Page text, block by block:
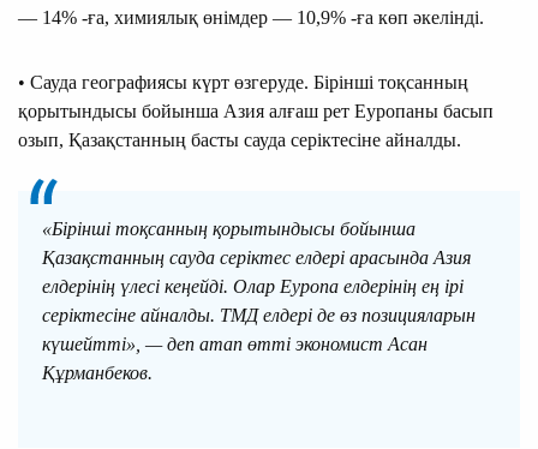
— 14% -ға, химиялық өнімдер — 10,9% -ға көп әкелінді.
• Сауда географиясы күрт өзгеруде. Бірінші тоқсанның
қорытындысы бойынша Азия алғаш рет Еуропаны басып
озып, Қазақстанның басты сауда серіктесіне айналды.
«Бірінші тоқсанның қорытындысы бойынша
Қазақстанның сауда серіктес елдері арасында Азия
елдерінің үлесі кеңейді. Олар Еуропа елдерінің ең ірі
серіктесіне айналды. ТМД елдері де өз позицияларын
күшейтті», — деп атап өтті экономист Асан
Құрманбеков.